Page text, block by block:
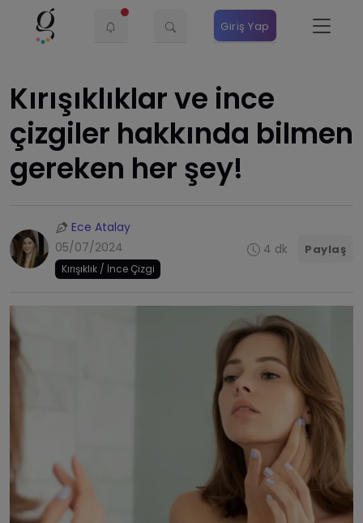
Giriş Yap
Kırışıklıklar ve ince
çizgiler hakkında bilmen
gereken her şey!
Ece Atalay
05/07/2024
Kırışıklık / İnce Çizgi
4 dk Paylaş